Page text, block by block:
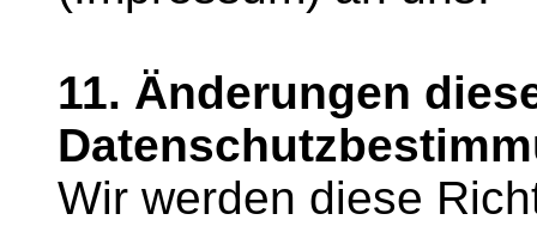
11. Änderungen
Wir werden diese